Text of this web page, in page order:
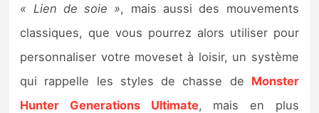
« Lien de soie », mais aussi des mouvements
classiques, que vous pourrez alors utiliser pour
personnaliser votre moveset à loisir, un système
qui rappelle les styles de chasse de Monster
Hunter Generations Ultimate, mais en plus